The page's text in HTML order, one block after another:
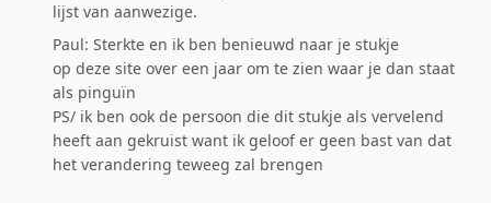
lijst van aanwezige.
Paul: Sterkte en ik ben benieuwd naar je stukje
op deze site over een jaar om te zien waar je dan staat
als pinguïn
PS/ ik ben ook de persoon die dit stukje als vervelend
heeft aan gekruist want ik geloof er geen bast van dat
het verandering teweeg zal brengen